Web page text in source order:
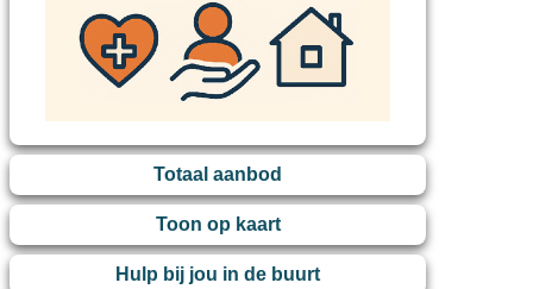
Totaal aanbod
Toon op kaart
Hulp bij jou in de buurt